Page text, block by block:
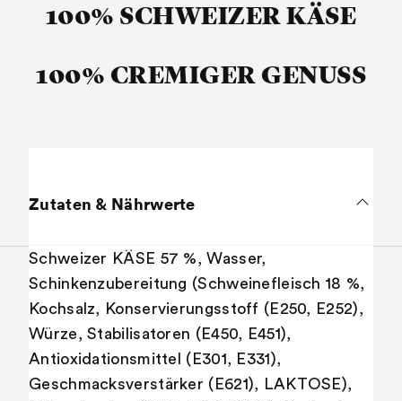
100% SCHWEIZER KÄSE
100% CREMIGER GENUSS
Zutaten & Nährwerte
Schweizer KÄSE 57 %, Wasser,
Schinkenzubereitung (Schweinefleisch 18 %,
Kochsalz, Konservierungsstoff (E250, E252),
Würze, Stabilisatoren (E450, E451),
Antioxidationsmittel (E301, E331),
Geschmacksverstärker (E621), LAKTOSE),